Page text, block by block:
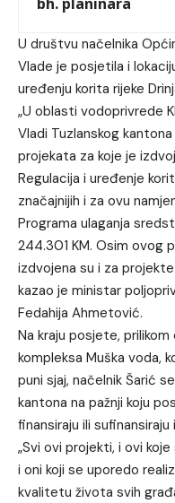
U društvu načelnika
Vlade je posjetila i
uređenju korita rijeke
„U oblasti vodoprivrede
Vladi Tuzlanskog
projekata za koje je
Regulacija i uređenje
značajnijih i za ovu
Programa ulaganja
244.301 KM. Osim ovog
izdvojena su i za
kazao je ministar
Fedahija Ahmetović.
Na kraju posjete,
kompleksa Muška voda,
puni sjaj, načelnik Šarić
kantona na pažnji koju
finansiraju ili
„Svi ovi projekti, i ovi
i oni koji se uporedo
kvalitetu života svih